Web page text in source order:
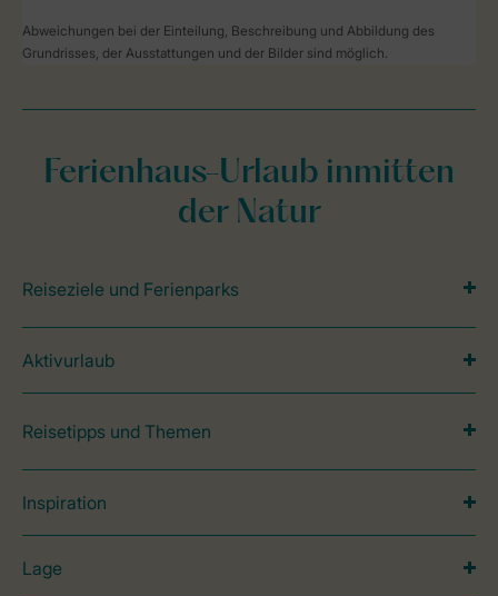
Abweichungen bei der Einteilung, Beschreibung und Abbildung des
Grundrisses, der Ausstattungen und der Bilder sind möglich.
Ferienhaus-Urlaub inmitten
der Natur
Reiseziele und Ferienparks
Aktivurlaub
Reisetipps und Themen
Inspiration
Lage